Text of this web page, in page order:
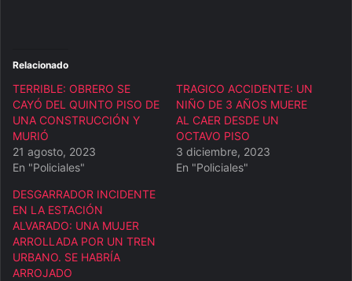
Relacionado
TERRIBLE: OBRERO SE
CAYÓ DEL QUINTO PISO DE
UNA CONSTRUCCIÓN Y
MURIÓ
21 agosto, 2023
En "Policiales"
TRAGICO ACCIDENTE: UN
NIÑO DE 3 AÑOS MUERE
AL CAER DESDE UN
OCTAVO PISO
3 diciembre, 2023
En "Policiales"
DESGARRADOR INCIDENTE
EN LA ESTACIÓN
ALVARADO: UNA MUJER
ARROLLADA POR UN TREN
URBANO. SE HABRÍA
ARROJADO